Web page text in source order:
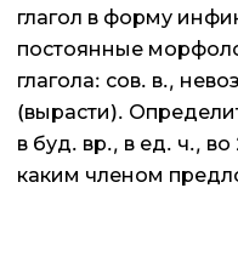
глагол в форму
постоянные
глагола: сов. в.,
(вырасти).
в буд. вр., в ед. ч.,
каким членом